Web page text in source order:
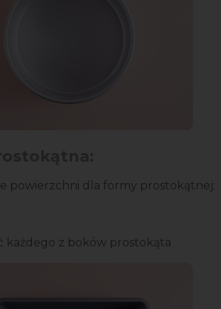
powierzchni dla formy prostokątnej:
każdego z boków prostokąta